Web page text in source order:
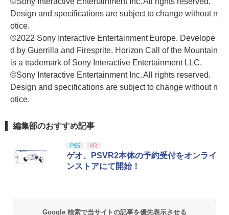
Design and specifications are subject to change without n
otice.
©2022 Sony Interactive Entertainment Europe. Develope
d by Guerrilla and Firesprite. Horizon Call of the Mountain
is a trademark of Sony Interactive Entertainment LLC.
©Sony Interactive Entertainment Inc. All rights reserved.
Design and specifications are subject to change without n
otice.
編集部のおすすめ記事
PS5 VR
ゲオ、PSVR2本体の予約受付をオンライ
ンストアにて開始！
Google 検索で当サイトの記事を優先表示させる